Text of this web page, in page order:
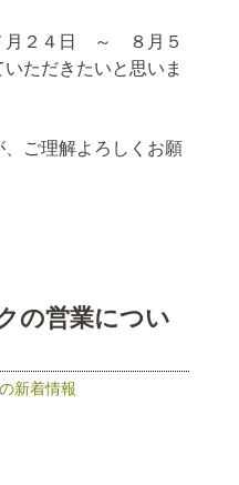
月２４日 ～ ８月５
ただきたいと思いま
ご理解よろしくお願
の営業につい
新着情報